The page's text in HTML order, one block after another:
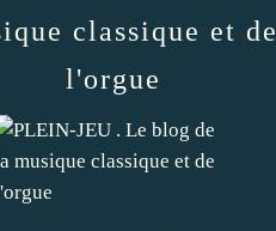
classique et de
l'orgue